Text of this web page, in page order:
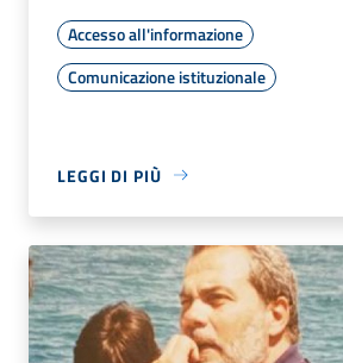
Accesso all'informazione
Comunicazione istituzionale
LEGGI DI PIÙ